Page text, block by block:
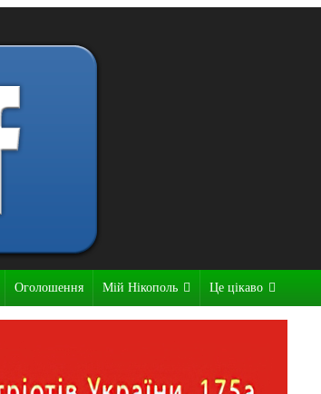
Оголошення Мій Нікополь Це цікаво